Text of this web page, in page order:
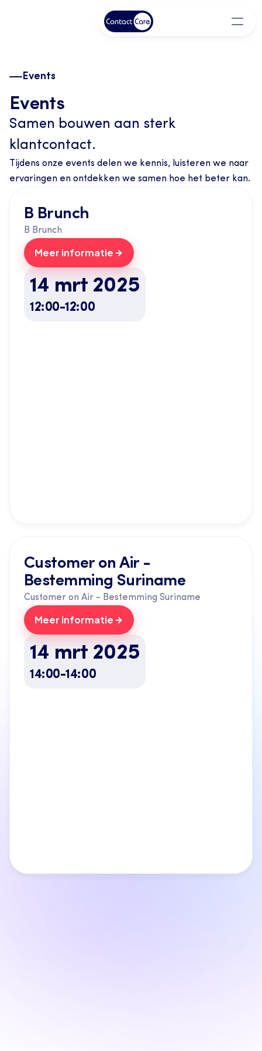
Events
Events
Samen bouwen aan sterk
klantcontact.
Tijdens onze events delen we kennis, luisteren we naar
ervaringen en ontdekken we samen hoe het beter kan.
14 mrt 2025
12:00-12:00
B Brunch
B Brunch
Meer informatie
14 mrt 2025
14:00-14:00
Customer on Air -
Bestemming Suriname
Customer on Air - Bestemming Suriname
Meer informatie